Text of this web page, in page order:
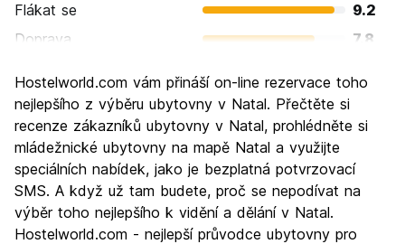
Flákat se
9.2
Doprava
7.8
Kultura
Noční život
8.1
Hodnota za peníze
Hostelworld.com vám přináší on-line rezervace toho
nejlepšího z výběru ubytovny v Natal. Přečtěte si
recenze zákazníků ubytovny v Natal, prohlédněte si
mládežnické ubytovny na mapě Natal a využijte
speciálních nabídek, jako je bezplatná potvrzovací
SMS. A když už tam budete, proč se nepodívat na
výběr toho nejlepšího k vidění a dělání v Natal.
Hostelworld.com - nejlepší průvodce ubytovny pro